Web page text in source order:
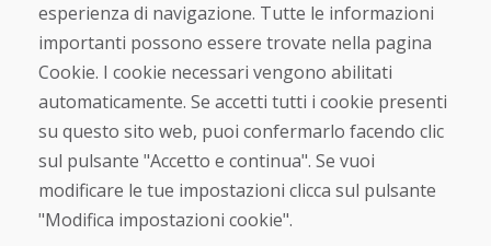
Chi siamo
Chi siamo
Negozio
Contatto
Acquistare
Negozio online
esperienza di navigazione. Tutte le informazioni
importanti possono essere trovate nella pagina
Cookie. I cookie necessari vengono abilitati
automaticamente. Se accetti tutti i cookie presenti
su questo sito web, puoi confermarlo facendo clic
sul pulsante "Accetto e continua". Se vuoi
modificare le tue impostazioni clicca sul pulsante
"Modifica impostazioni cookie".